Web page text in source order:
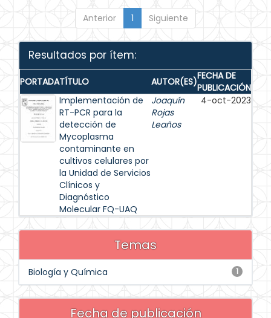
Anterior 1 Siguiente
Resultados por ítem:
PORTADATÍTULO AUTOR(ES)FECHA DE
PUBLICACIÓN
Implementación de
RT-PCR para la
detección de
Mycoplasma
contaminante en
cultivos celulares por
la Unidad de Servicios
Clínicos y
Diagnóstico
Molecular FQ-UAQ
Joaquín
Rojas
Leaños
4-oct-2023
Temas
1
Biología y Química
Fecha de publicación